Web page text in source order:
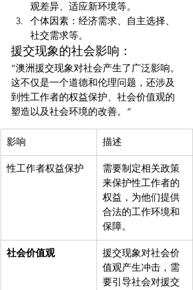
观差异、适应新环境等。
个体因素：经济需求、自主选择、
社交需求等。
援交现象的社会影响：
“澳洲援交现象对社会产生了广泛影响。
这不仅是一个道德和伦理问题，还涉及
到性工作者的权益保护、社会价值观的
塑造以及社会环境的改善。”
影响 描述
性工作者权益保护
需要制定相关政策
来保护性工作者的
权益，为他们提供
合法的工作环境和
保障。
社会价值观
援交现象对社会价
值观产生冲击，需
要引导社会对援交